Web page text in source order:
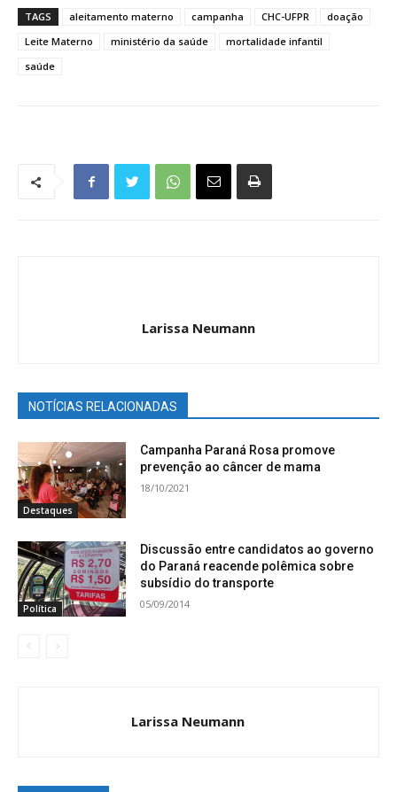
TAGS aleitamento materno campanha CHC-UFPR
doação
Leite Materno
ministério da saúde
mortalidade infantil
saúde
Larissa Neumann
NOTÍCIAS RELACIONADAS
Destaques
Campanha Paraná Rosa promove
prevenção ao câncer de mama
18/10/2021
Política
Discussão entre candidatos ao governo
do Paraná reacende polêmica sobre
subsídio do transporte
05/09/2014
Larissa Neumann